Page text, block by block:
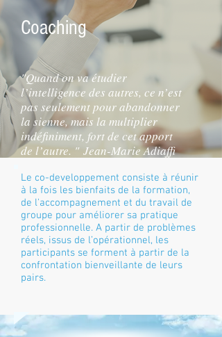
Coaching
"Quand on va étudier
l’intelligence des autres, ce n’est
pas seulement pour abandonner
la sienne, mais la multiplier
indéfiniment, fort de cet apport
de l’autre. " Jean-Marie Adiaffi
Le co-developpement consiste à réunir
à la fois les bienfaits de la formation,
de l'accompagnement et du travail de
groupe pour améliorer sa pratique
professionnelle. A partir de problèmes
réels, issus de l’opérationnel, les
participants se forment à partir de la
confrontation bienveillante de leurs
pairs.